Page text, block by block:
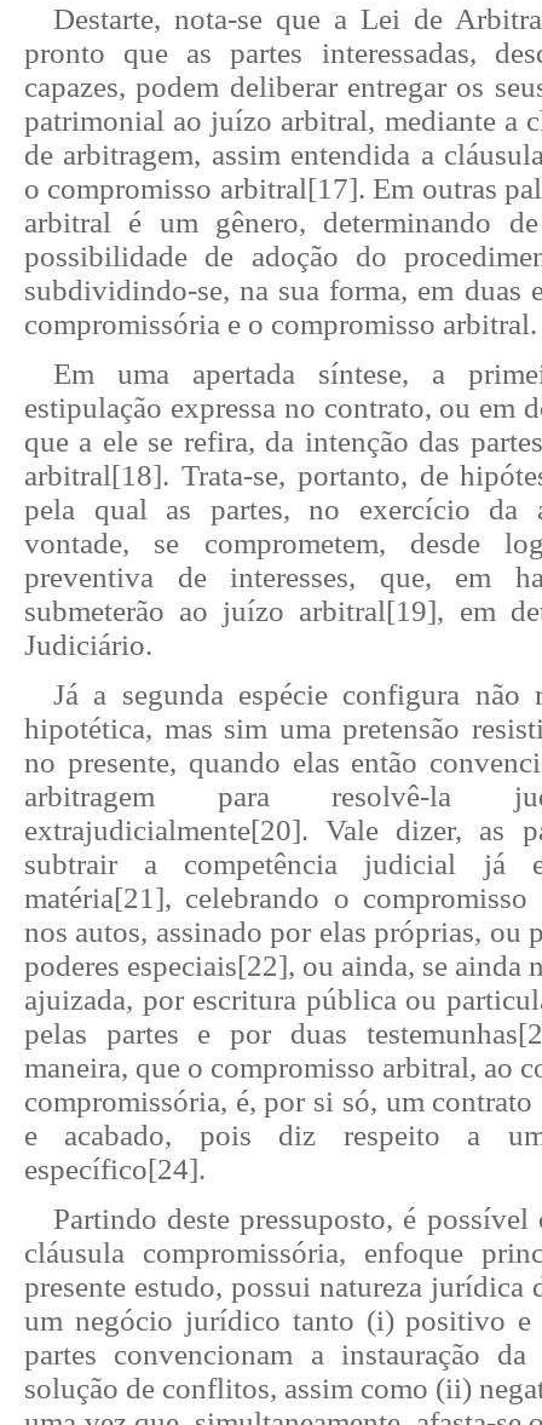
Destarte, nota-se que a Lei de
pronto que as partes interessadas,
capazes, podem deliberar entregar os
patrimonial ao juízo arbitral, mediante a
de arbitragem, assim entendida a
o compromisso arbitral[17]. Em outras
arbitral é um gênero, determinando
possibilidade de adoção do
subdividindo-se, na sua forma, em duas
compromissória e o compromisso arbitral.
Em uma apertada síntese, a
estipulação expressa no contrato, ou em
que a ele se refira, da intenção das
arbitral[18]. Trata-se, portanto, de
pela qual as partes, no exercício da
vontade, se comprometem, desde
preventiva de interesses, que, em
submeterão ao juízo arbitral[19], em
Judiciário.
Já a segunda espécie configura não
hipotética, mas sim uma pretensão
no presente, quando elas então
arbitragem para resolvê-la
extrajudicialmente[20]. Vale dizer, as
subtrair a competência judicial já
matéria[21], celebrando o
nos autos, assinado por elas próprias, ou
poderes especiais[22], ou ainda, se ainda
ajuizada, por escritura pública ou
pelas partes e por duas testemunhas
maneira, que o compromisso arbitral, ao
compromissória, é, por si só, um
e acabado, pois diz respeito a
específico[24].
Partindo deste pressuposto, é possível
cláusula compromissória, enfoque
presente estudo, possui natureza jurídica
um negócio jurídico tanto (i) positivo e
partes convencionam a instauração
solução de conflitos, assim como (ii)